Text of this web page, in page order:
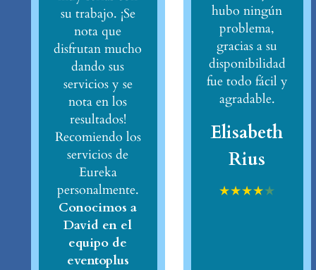
su trabajo. ¡Se
nota que
disfrutan mucho
dando sus
servicios y se
nota en los
resultados!
Recomiendo los
servicios de
Eureka
personalmente.
Conocimos a
David en el
equipo de
eventoplus
hubo ningún
problema,
gracias a su
disponibilidad
fue todo fácil y
agradable.
Elisabeth
Rius
★★★★★